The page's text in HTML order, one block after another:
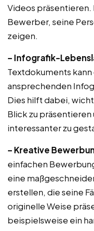
Videos
Bewerber, seine
zeigen.
– Infografik-
Textdokuments
ansprechenden
Dies hilft dabei,
Blick zu
interessanter zu
– Kreative
einfachen
eine
erstellen, die seine
originelle Weise
beispielsweise ein